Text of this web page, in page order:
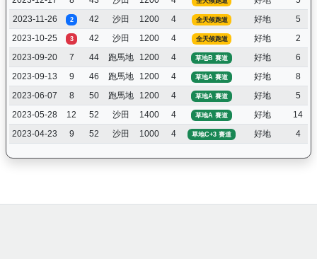
2023-11-26
2 42 沙田 1200 4 全天候跑道 好地 5
2023-10-25
3 42 沙田 1200 4 全天候跑道 好地 2
2023-09-20
7 44 跑馬地 1200 4 草地B 賽道 好地 6
2023-09-13
9 46 跑馬地 1200 4 草地A 賽道 好地 8
2023-06-07
8 50 跑馬地 1200 4 草地A 賽道 好地 5
2023-05-28
12 52 沙田 1400 4 草地A 賽道 好地 14
2023-04-23
9 52 沙田 1000 4 草地C+3 賽道 好地 4